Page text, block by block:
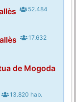
52.484
17.632
de Mogoda
13.820 hab.